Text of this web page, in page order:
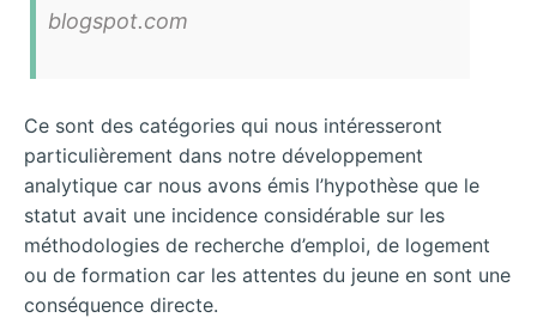
blogspot.com
Ce sont des catégories qui nous intéresseront
particulièrement dans notre développement
analytique car nous avons émis l’hypothèse que le
statut avait une incidence considérable sur les
méthodologies de recherche d’emploi, de logement
ou de formation car les attentes du jeune en sont une
conséquence directe.